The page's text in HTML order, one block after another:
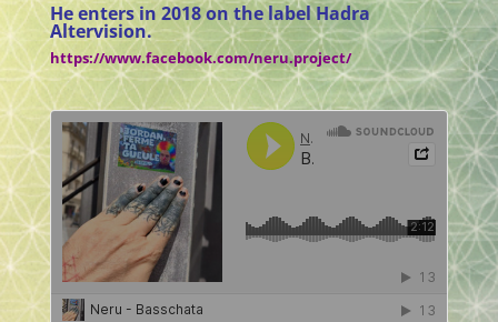
He entersin 2018 on the label Hadra
Altervision.
https://www.facebook.com/neru.project/